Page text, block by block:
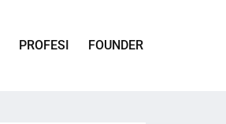
PROFESI FOUNDER